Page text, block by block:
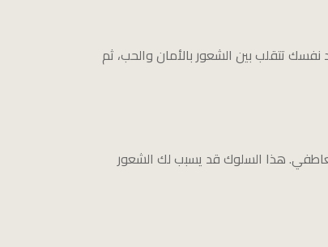
نفسك تتقلب بين الشعور بالأمان والحب، ثم
هذا السلوك قد يسبب لك الشعور